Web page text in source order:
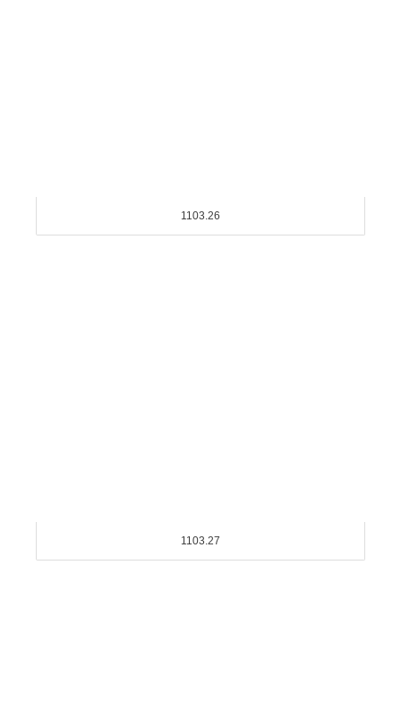
1103.26
1103.27